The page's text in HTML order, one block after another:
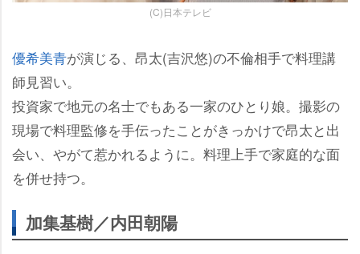
(C)日本テレビ
優希美青が演じる、昂太(吉沢悠)の不倫相手で料理講
師見習い。
投資家で地元の名士でもある一家のひとり娘。撮影の
現場で料理監修を手伝ったことがきっかけで昂太と出
会い、やがて惹かれるように。料理上手で家庭的な面
を併せ持つ。
加集基樹／内田朝陽